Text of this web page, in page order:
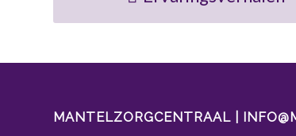
MANTELZORGCENTRAAL |